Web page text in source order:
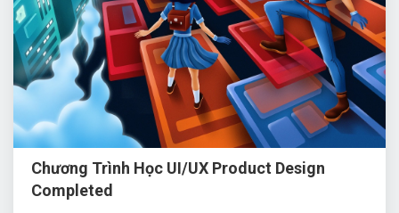
Chương Trình Học UI/UX Product Design
Completed